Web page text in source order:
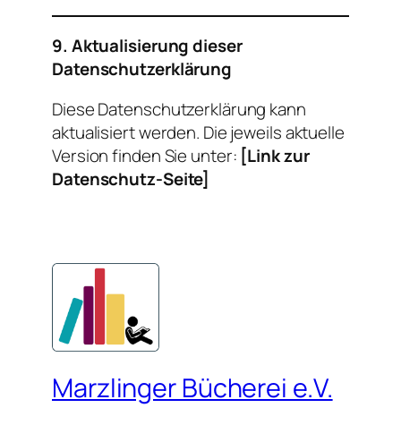
9. Aktualisierung dieser
Datenschutzerklärung
Diese Datenschutzerklärung kann
aktualisiert werden. Die jeweils aktuelle
Version finden Sie unter: [Link zur
Datenschutz-Seite]
Marzlinger Bücherei e.V.